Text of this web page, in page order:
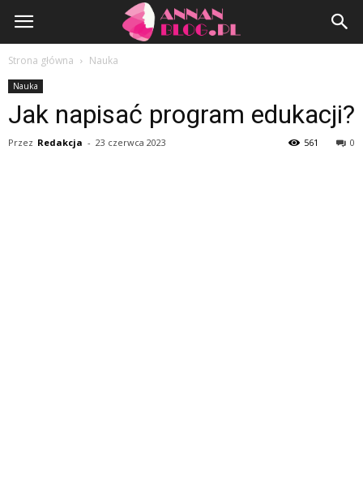
AnnanBlog.pl
Strona główna Nauka
Nauka
Jak napisać program edukacji?
Przez Redakcja - 23 czerwca 2023 0
561